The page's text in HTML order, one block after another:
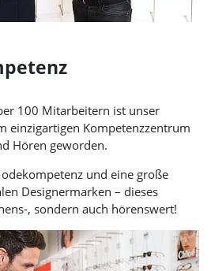
100 Mitarbeitern ist unser
einzigartigen Kompetenzzentrum
Hören geworden.
und eine große
Designermarken – dieses
, sondern auch hörenswert!